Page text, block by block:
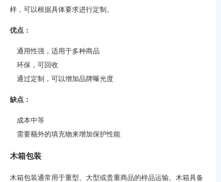
样，可以根据具体要求进行定制。
优点：
通用性强，适用于多种商品
环保，可回收
通过定制，可以增加品牌曝光度
缺点：
成本中等
需要额外的填充物来增加保护性能
木箱包装
木箱包装通常用于重型、大型或贵重商品的样品运输。木箱具备